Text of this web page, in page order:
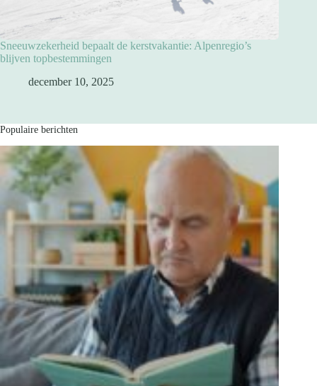
Sneeuwzekerheid bepaalt de kerstvakantie: Alpenregio’s
blijven topbestemmingen
december 10, 2025
Populaire berichten